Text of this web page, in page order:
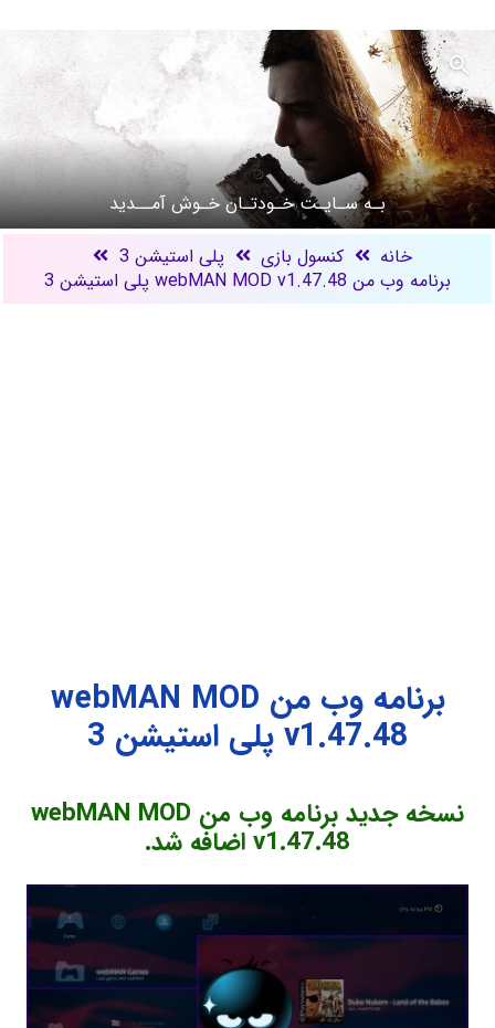
بـه سـایـت خـودتـان خـوش آمــدید
خانه
کنسول بازی
پلی استیشن 3
برنامه وب من webMAN MOD v1.47.48 پلی استیشن 3
برنامه وب من webMAN MOD
v1.47.48 پلی استیشن 3
نسخه جدید برنامه وب من webMAN MOD
v1.47.48 اضافه شد.